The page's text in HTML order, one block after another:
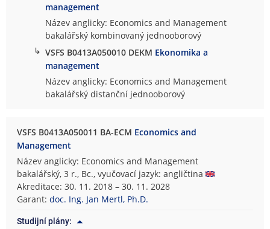
management
Název anglicky: Economics and Management
bakalářský kombinovaný jednooborový
↳ VSFS B0413A050010 DEKM Ekonomika a
management
Název anglicky: Economics and Management
bakalářský distanční jednooborový
VSFS B0413A050011 BA-ECM Economics and
Management
Název anglicky: Economics and Management
bakalářský, 3 r., Bc., vyučovací jazyk: angličtina
Akreditace: 30. 11. 2018 – 30. 11. 2028
Garant:doc. Ing. Jan Mertl, Ph.D.
Studijní plány: